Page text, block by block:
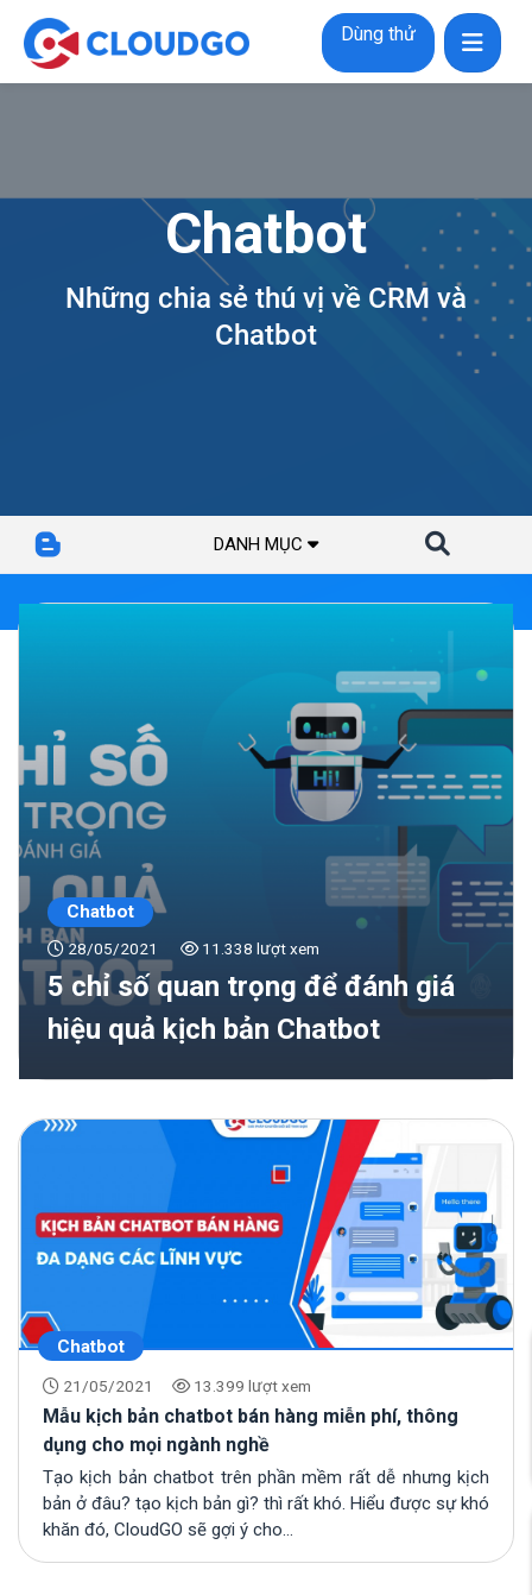
Dùng thử
Chatbot
Những chia sẻ thú vị về CRM và
Chatbot
DANH MỤC
Chatbot
28/05/2021 11.338 lượt xem
5 chỉ số quan trọng để đánh giá
hiệu quả kịch bản Chatbot
Chatbot
21/05/2021 13.399 lượt xem
Mẫu kịch bản chatbot bán hàng miễn phí, thông
dụng cho mọi ngành nghề
Tạo kịch bản chatbot trên phần mềm rất dễ nhưng kịch
bản ở đâu? tạo kịch bản gì? thì rất khó. Hiểu được sự khó
khăn đó, CloudGO sẽ gợi ý cho...